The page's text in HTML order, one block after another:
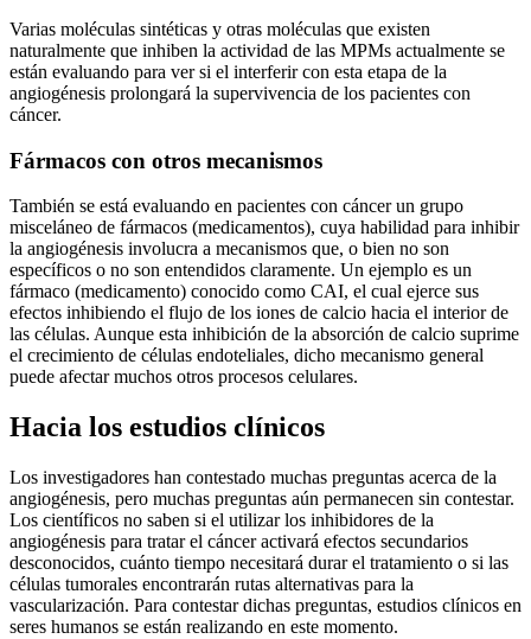
Varias moléculas sintéticas y otras moléculas que existen
naturalmente que inhiben la actividad de las MPMs actualmente se
están evaluando para ver si el interferir con esta etapa de la
angiogénesis prolongará la supervivencia de los pacientes con
cáncer.
Fármacos con otros mecanismos
También se está evaluando en pacientes con cáncer un grupo
misceláneo de fármacos (medicamentos), cuya habilidad para inhibir
la angiogénesis involucra a mecanismos que, o bien no son
específicos o no son entendidos claramente. Un ejemplo es un
fármaco (medicamento) conocido como CAI, el cual ejerce sus
efectos inhibiendo el flujo de los iones de calcio hacia el interior de
las células. Aunque esta inhibición de la absorción de calcio suprime
el crecimiento de células endoteliales, dicho mecanismo general
puede afectar muchos otros procesos celulares.
Hacia los estudios clínicos
Los investigadores han contestado muchas preguntas acerca de la
angiogénesis, pero muchas preguntas aún permanecen sin contestar.
Los científicos no saben si el utilizar los inhibidores de la
angiogénesis para tratar el cáncer activará efectos secundarios
desconocidos, cuánto tiempo necesitará durar el tratamiento o si las
células tumorales encontrarán rutas alternativas para la
vascularización. Para contestar dichas preguntas, estudios clínicos en
seres humanos se están realizando en este momento.